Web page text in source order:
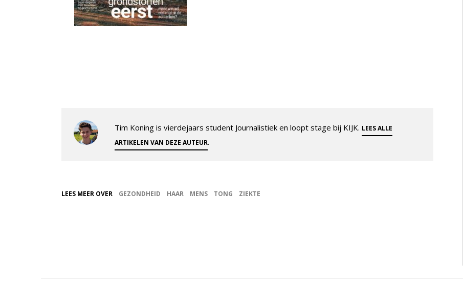
Tim Koning is vierdejaars student Journalistiek en loopt stage bij KIJK. LEES ALLE
ARTIKELEN VAN DEZE AUTEUR.
LEES MEER OVER GEZONDHEID HAAR MENS TONG ZIEKTE